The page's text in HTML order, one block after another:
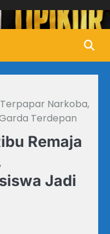
Terpapar Narkoba,
Terdepan
Remaja
Jadi